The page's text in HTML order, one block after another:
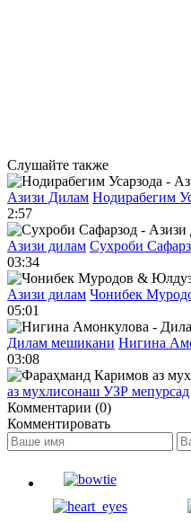
Слушайте также
Азизи Дилам Нодирабегим
2:57
Азизи дилам Сухроби
03:34
Азизи дилам Чонибек
05:01
Дилам мешикани Нигина
03:08
аз мухлисонаш УЗР мепурсад
Комментарии (0)
Комментировать